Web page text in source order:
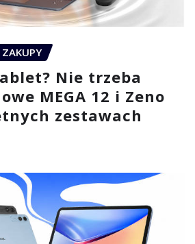
ZAKUPY
Nie trzeba
MEGA 12 i Zeno
zestawach